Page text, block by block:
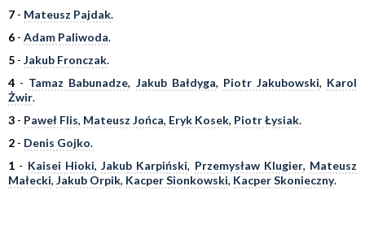
7 - Mateusz Pajdak.
6 - Adam Paliwoda.
5 - Jakub Fronczak.
4 - Tamaz Babunadze, Jakub Bałdyga, Piotr Jakubowski, Karol
Żwir.
3 - Paweł Flis, Mateusz Jońca, Eryk Kosek, Piotr Łysiak.
2 - Denis Gojko.
1 - Kaisei Hioki, Jakub Karpiński, Przemysław Klugier, Mateusz
Małecki, Jakub Orpik, Kacper Sionkowski, Kacper Skonieczny.